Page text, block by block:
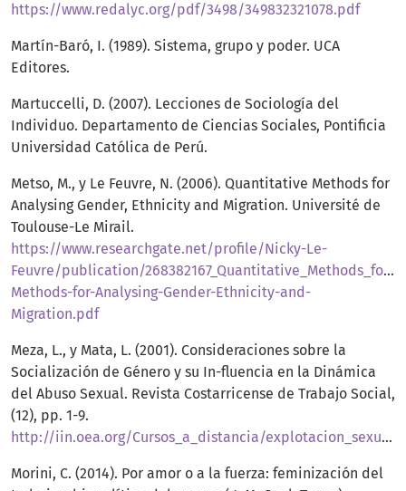
https://www.redalyc.org/pdf/3498/349832321078.pdf
Martín-Baró, I. (1989). Sistema, grupo y poder. UCA
Editores.
Martuccelli, D. (2007). Lecciones de Sociología del
Individuo. Departamento de Ciencias Sociales, Pontificia
Universidad Católica de Perú.
Metso, M., y Le Feuvre, N. (2006). Quantitative Methods for
Analysing Gender, Ethnicity and Migration. Université de
Toulouse-Le Mirail.
https://www.researchgate.net/profile/Nicky-Le-
Feuvre/publication/
Methods-for-Analysing-Gender-Ethnicity-and-
Migration.pdf
Meza, L., y Mata, L. (2001). Consideraciones sobre la
Socialización de Género y su In-fluencia en la Dinámica
del Abuso Sexual. Revista Costarricense de Trabajo Social,
(12), pp. 1-9.
http://iin.oea.org/Cursos_a_distancia/explotacion_sexual/Lectura11.genero%20y%20abuso.pdf
Morini, C. (2014). Por amor o a la fuerza: feminización del